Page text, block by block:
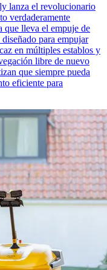
lanza el revolucionario
verdaderamente
que lleva el empuje de
para empujar
en múltiples establos y
libre de nuevo
que siempre pueda
eficiente para